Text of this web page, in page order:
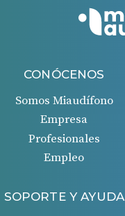
CONÓCENOS
Somos Miaudífono
Empresa
Profesionales
Empleo
SOPORTE Y AYUDA